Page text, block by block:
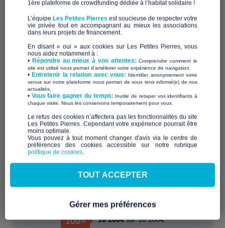
Hébergements temporaires en hôtels de
tourisme pour briser l’isolement
POUR
10 Personnes sans accès aux dispositifs
d’hébergement
PROJET FINANCÉ !
100% 10 200€sur 10 200€
1ère plateforme de crowdfunding dédiée à l’habitat solidaire !
L’équipe Les Petites Pierres est soucieuse de respecter votre
vie privée tout en accompagnant au mieux les associations
dans leurs projets de financement.
En disant « oui » aux cookies sur Les Petites Pierres, vous
nous aidez notamment à :
• Répondre au mieux à vos attentes:Comprendre comment le
site est utilisé nous permet d'améliorer votre expérience de navigation.
•Entretenir la relation avec vous: Identifier anonymement votre
venue sur notre plateforme nous permet de vous tenir informé(e) de nos
actualités.
​• Vous faire gagner du temps: Inutile de retaper vos identifiants à
chaque visite. Nous les conservons temporairement pour vous.
​Le refus des cookies n’affectera pas les fonctionnalités du site
Les Petites Pierres. Cependant votre expérience pourrait être
moins optimale.​
Vous pouvez à tout moment changer d'avis via le centre de
préférences des cookies accessible sur notre rubrique
politique de cookies.
TOUT ACCEPTER
Gérer mes préférences